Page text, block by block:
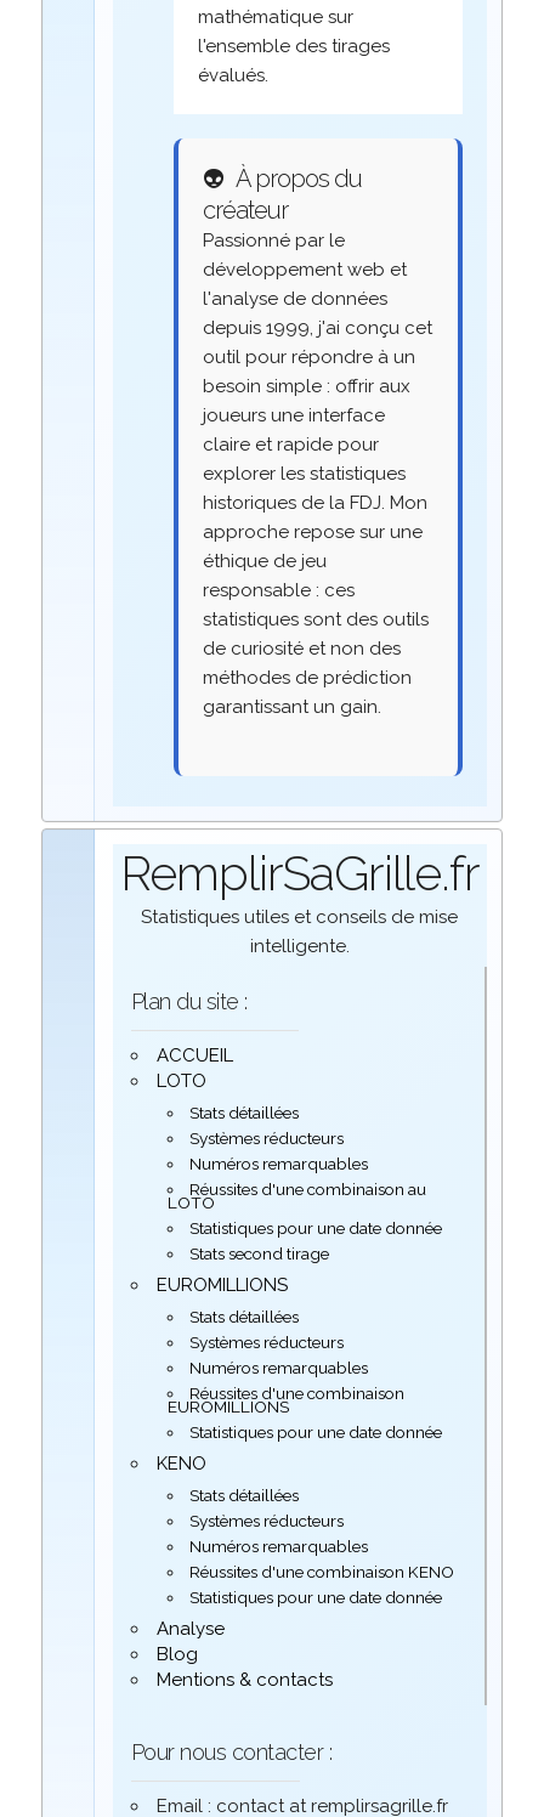
mathématique sur
l'ensemble des tirages
évalués.
👽 À propos du
créateur
Passionné par le
développement web et
l'analyse de données
depuis 1999, j'ai conçu cet
outil pour répondre à un
besoin simple : offrir aux
joueurs une interface
claire et rapide pour
explorer les statistiques
historiques de la FDJ. Mon
approche repose sur une
éthique de jeu
responsable : ces
statistiques sont des outils
de curiosité et non des
méthodes de prédiction
garantissant un gain.
RemplirSaGrille.fr
Statistiques utiles et conseils de mise
intelligente.
Plan du site :
ACCUEIL
LOTO
Stats détaillées
Systèmes réducteurs
Numéros remarquables
Réussites d'une combinaison au
LOTO
Statistiques pour une date donnée
Stats second tirage
EUROMILLIONS
Stats détaillées
Systèmes réducteurs
Numéros remarquables
Réussites d'une combinaison
EUROMILLIONS
Statistiques pour une date donnée
KENO
Stats détaillées
Systèmes réducteurs
Numéros remarquables
Réussites d'une combinaison KENO
Statistiques pour une date donnée
Analyse
Blog
Mentions & contacts
Pour nous contacter :
Email : contact at remplirsagrille.fr